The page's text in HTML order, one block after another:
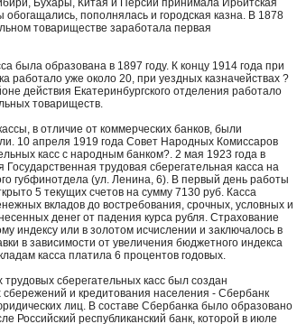
Бухары, Китая и Персии принимала Ирбитская
обогащались, пополнялась и городская казна. В 1878
товариществе заработала первая
была образована в 1897 году. К концу 1914 года при
работало уже около 20, при уездных казначействах ?
действия Екатеринбургского отделения работало
товариществ.
в отличие от коммерческих банков, были
10 апреля 1919 года Совет Народных Комиссаров
касс с народным банком?. 2 мая 1923 года в
Государственная трудовая сберегательная касса на
губфинотдела (ул. Ленина, 6). В первый день работы
5 текущих счетов на сумму 7130 руб. Касса
вкладов до востребования, срочных, условных и
денег от падения курса рубля. Страхование
индексу или в золотом исчислении и заключалось в
в зависимости от увеличения бюджетного индекса
касса платила 6 процентов годовых.
трудовых сберегательных касс был создан
и кредитования населения - Сбербанк
лиц. В составе Сбербанка было образовано
Российский республиканский банк, которой в июле